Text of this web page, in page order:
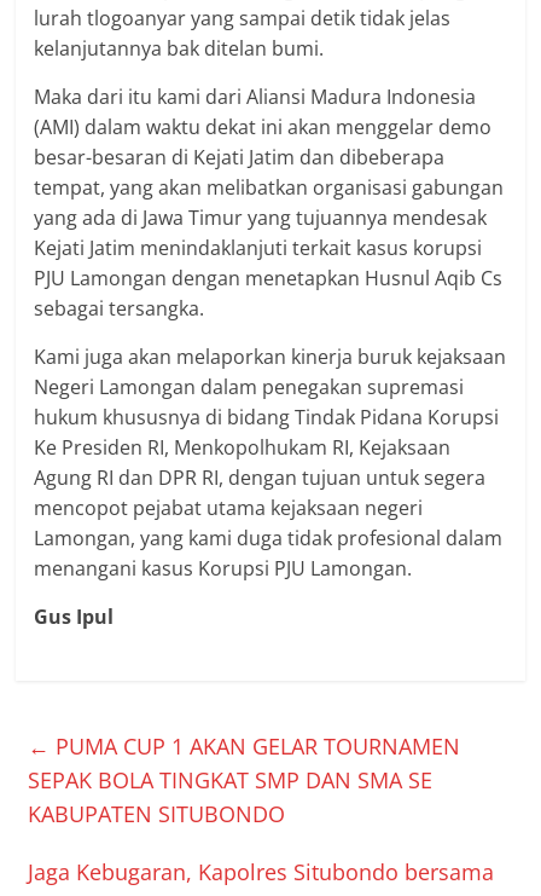
lurah tlogoanyar yang sampai detik tidak jelas
kelanjutannya bak ditelan bumi.
Maka dari itu kami dari Aliansi Madura Indonesia
(AMI) dalam waktu dekat ini akan menggelar demo
besar-besaran di Kejati Jatim dan dibeberapa
tempat, yang akan melibatkan organisasi gabungan
yang ada di Jawa Timur yang tujuannya mendesak
Kejati Jatim menindaklanjuti terkait kasus korupsi
PJU Lamongan dengan menetapkan Husnul Aqib Cs
sebagai tersangka.
Kami juga akan melaporkan kinerja buruk kejaksaan
Negeri Lamongan dalam penegakan supremasi
hukum khususnya di bidang Tindak Pidana Korupsi
Ke Presiden RI, Menkopolhukam RI, Kejaksaan
Agung RI dan DPR RI, dengan tujuan untuk segera
mencopot pejabat utama kejaksaan negeri
Lamongan, yang kami duga tidak profesional dalam
menangani kasus Korupsi PJU Lamongan.
Gus Ipul
← PUMA CUP 1 AKAN GELAR TOURNAMEN
SEPAK BOLA TINGKAT SMP DAN SMA SE
KABUPATEN SITUBONDO
Jaga Kebugaran, Kapolres Situbondo bersama